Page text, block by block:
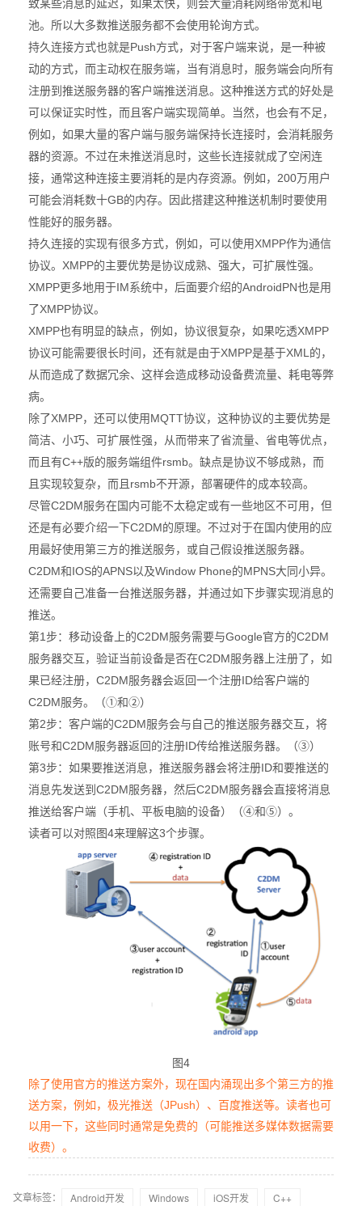
致某些消息的延迟，如果太快，则会大量消耗网络带宽和电
池。所以大多数推送服务都不会使用轮询方式。
持久连接方式也就是Push方式，对于客户端来说，是一种被
动的方式，而主动权在服务端，当有消息时，服务端会向所有
注册到推送服务器的客户端推送消息。这种推送方式的好处是
可以保证实时性，而且客户端实现简单。当然，也会有不足，
例如，如果大量的客户端与服务端保持长连接时，会消耗服务
器的资源。不过在未推送消息时，这些长连接就成了空闲连
接，通常这种连接主要消耗的是内存资源。例如， 200 万用户
可能会消耗数十GB的内存。因此搭建这种推送机制时要使用
性能好的服务器。
持久连接的实现有很多方式，例如，可以使用 XMPP作为通信
协议。 XMPP的主要优势是协议成熟、强大，可扩展性强。
XMPP更多地用于IM系统中，后面要介绍的AndroidPN也是用
了 XMPP协议。
XMPP也有明显的缺点，例如，协议很复杂，如果吃透XMPP
协议可能需要很长时间，还有就是由于XMPP是基于XML 的，
从而造成了数据冗余、这样会造成移动设备费流量、耗电等弊
病。
除了 XMPP，还可以使用 MQTT协议，这种协议的主要优势是
简洁、小巧、可扩展性强，从而带来了省流量、省电等优点，
而且有C++版的服务端组件rsmb。缺点是协议不够成熟，而
且实现较复杂，而且 rsmb不开源，部署硬件的成本较高。
尽管C2DM服务在国内可能不太稳定或有一些地区不可用，但
还是有必要介绍一下C2DM的原理。不过对于在国内使用的应
用最好使用第三方的推送服务，或自己假设推送服务器。
C2DM和 IOS的APNS以及Window Phone的MPNS大同小异。
还需要自己准备一台推送服务器，并通过如下步骤实现消息的
推送。
第1 步 ：移动设备上的C2DM服务需要与Google官方的C2DM
服务器交互，验证当前设备是否在C2DM服务器上注册了，如
果已经注册， C2DM服务器会返回一个注册ID给客户端的
C2DM服务。（①和②）
第2步 ：客户端的C2DM服务会与自己的推送服务器交互，将
账号和C2DM服务器返回的注册ID传给推送服务器。（③）
第3步 ：如果要推送消息，推送服务器会将注册ID和要推送的
消息先发送到 C2DM服务器，然后C2DM服务器会直接将消息
推送给客户端（手机、平板电脑的设备）（④和⑤）。
读者可以对照图4来理解这3个步骤。
图4
除了使用官方的推送方案外，现在国内涌现出多个第三方的推
送方案，例如，极光推送（JPush）、百度推送等。读者也可
以用一下，这些同时通常是免费的（可能推送多媒体数据需要
收费）。
文章标签： Android开发 Windows iOS开发
C++